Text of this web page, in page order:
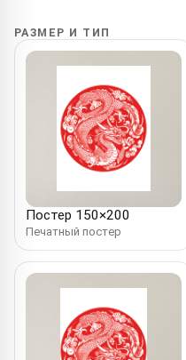
РАЗМЕР И ТИП
Постер 150×200
Печатный постер